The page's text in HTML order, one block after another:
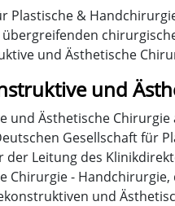
Plastische &
und Ästhetische
und
und Ästhetische
Gesellschaft für
der Leitung des
Chirurgie -
und